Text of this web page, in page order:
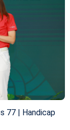
77 | Handicap